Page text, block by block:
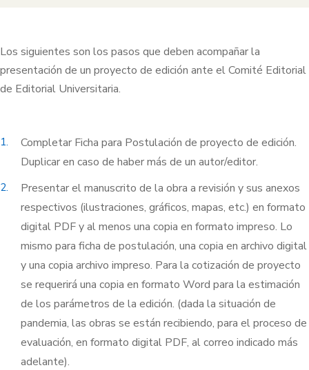
Los siguientes son los pasos que deben acompañar la
presentación de un proyecto de edición ante el Comité Editorial
de Editorial Universitaria.
1.
Completar Ficha para Postulación de proyecto de edición.
Duplicar en caso de haber más de un autor/editor.
2.
Presentar el manuscrito de la obra a revisión y sus anexos
respectivos (ilustraciones, gráficos, mapas, etc.) en formato
digital PDF y al menos una copia en formato impreso. Lo
mismo para ficha de postulación, una copia en archivo digital
y una copia archivo impreso. Para la cotización de proyecto
se requerirá una copia en formato Word para la estimación
de los parámetros de la edición. (dada la situación de
pandemia, las obras se están recibiendo, para el proceso de
evaluación, en formato digital PDF, al correo indicado más
adelante).